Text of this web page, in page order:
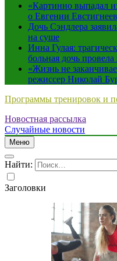
«Картинно выпадал
о Евгении
Дочь Сэндлера
на суше
Инна Гулая:
больная дочь
«Жизнь не
режиссер Николай
Программы тренировок и
Новостная рассылка
Случайные новости
Меню
Найти:
Заголовки